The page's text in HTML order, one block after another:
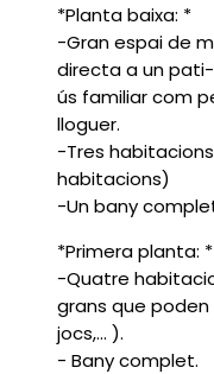
*Planta baixa: *
-Gran espai de
directa a un
ús familiar com
lloguer.
-Tres
habitacions)
-Un bany
*Primera planta: *
-Quatre
grans que
jocs,... ).
- Bany complet.